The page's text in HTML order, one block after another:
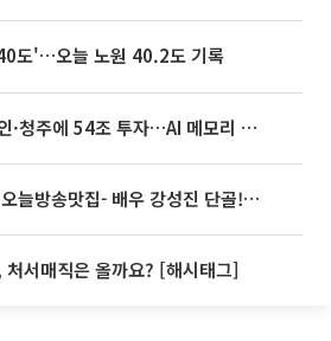
도'…오늘 노원 40.2도 기록
SK하이닉스, 용인·청주에 54조 투자…AI 메모리 생산기지 키운다
'2TV 생생정보' 오늘방송맛집- 배우 강성진 단골! 쌀국수ㆍ푸팟퐁 커리 맛집 '블○○○'
서매직은 올까요? [해시태그]